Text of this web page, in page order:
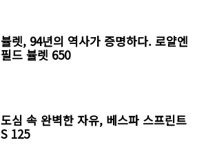
뷸렛, 94년의 역사가 증명하다. 로얄엔
필드 뷸렛 650
도심 속 완벽한 자유, 베스파 스프린트
S 125